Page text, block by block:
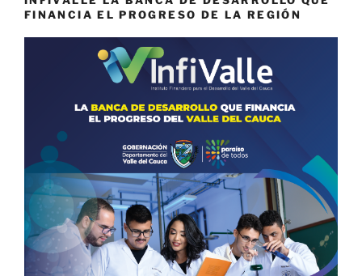
FINANCIA EL PROGRESO DE LA REGIÓN